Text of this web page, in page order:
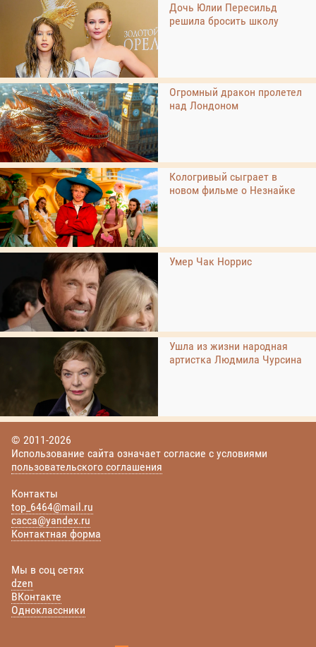
Дочь Юлии Пересильд
решила бросить школу
Огромный дракон пролетел
над Лондоном
Кологривый сыграет в
новом фильме о Незнайке
Умер Чак Норрис
Ушла из жизни народная
артистка Людмила Чурсина
© 2011-2026
Использование сайта означает согласие с условиями
пользовательского соглашения
Контакты
top_6464@mail.ru
cacca@yandex.ru
Контактная форма
Мы в соц сетях
dzen
ВКонтакте
Одноклассники